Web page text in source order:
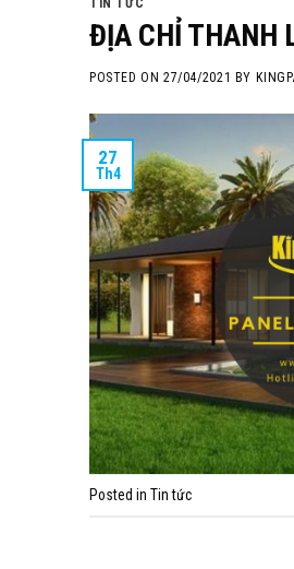
TIN TỨC
ĐỊA CHỈ THANH
POSTED ON27/04/2021 BY
27
Th4
Posted in Tin tức